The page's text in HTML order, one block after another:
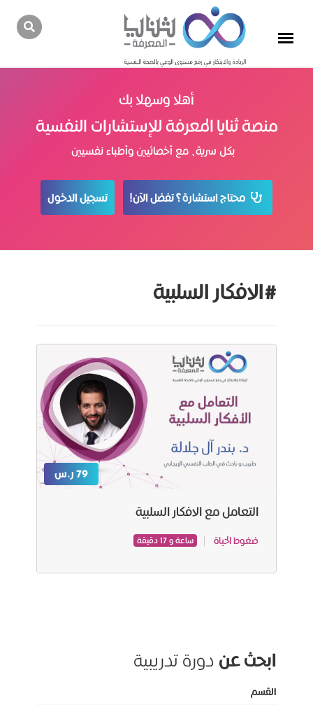
أهلا وسهلا بك
منصة ثنايا المعرفة للإستشارات النفسية
بكل سرية، مع أخصائيين وأطباء نفسيين
محتاج استشارة؟ تفضل الآن! تسجيل الدخول
#الافكار السلبية
79 ر.س
التعامل مع الافكار السلبية
ضغوط الحياة ساعة و 17 دقيقة
ابحث عن دورة تدريبية
القسم